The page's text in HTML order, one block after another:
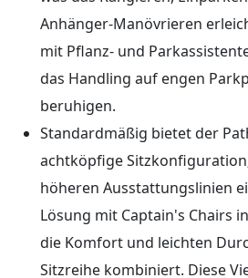
Anhänger‑Manövrieren
mit Pflanz‑ und
das Handling auf engen
beruhigen.
Standardmäßig bietet der
achtköpfige
höheren Ausstattungslinien
Lösung mit Captain's Chairs
die Komfort und leichten
Sitzreihe kombiniert. Diese